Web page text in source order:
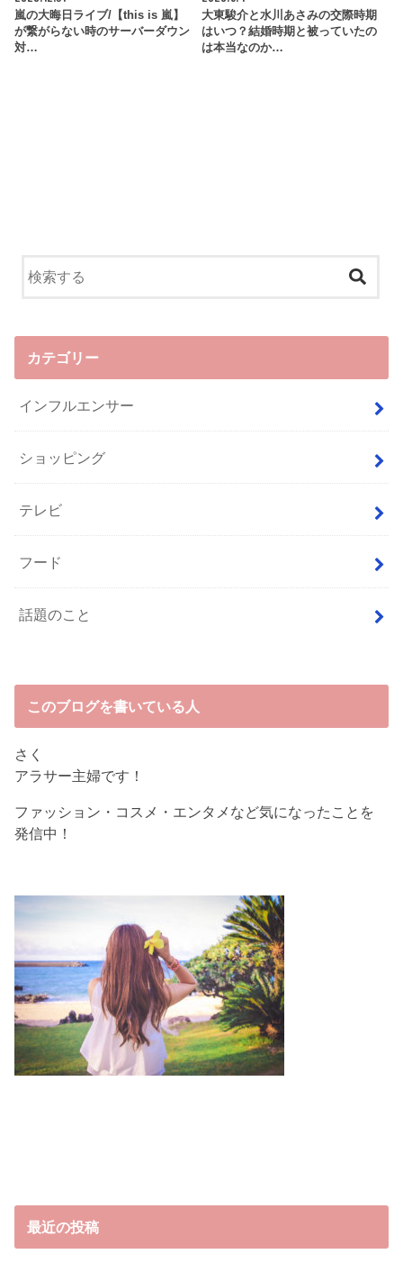
嵐の大晦日ライブ/【this is 嵐】
が繋がらない時のサーバーダウン
対…
大東駿介と水川あさみの交際時期
はいつ？結婚時期と被っていたの
は本当なのか…
カテゴリー
インフルエンサー
ショッピング
テレビ
フード
話題のこと
このブログを書いている人
さく
アラサー主婦です！
ファッション・コスメ・エンタメなど気になったことを
発信中！
最近の投稿